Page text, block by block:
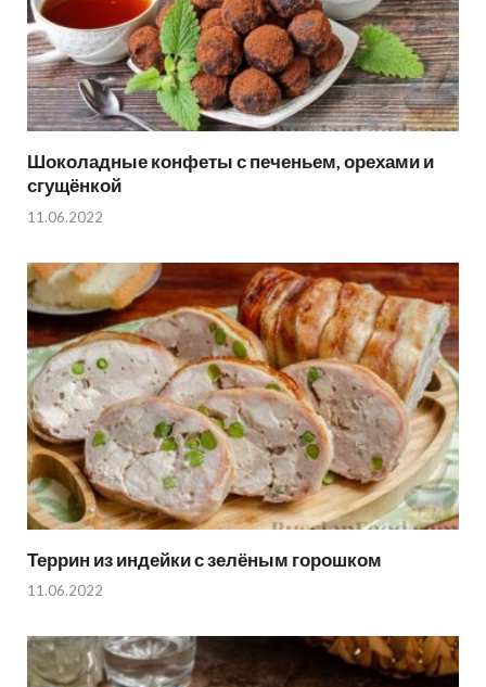
Шоколадные конфеты с печеньем, орехами и
сгущёнкой
11.06.2022
Террин из индейки с зелёным горошком
11.06.2022